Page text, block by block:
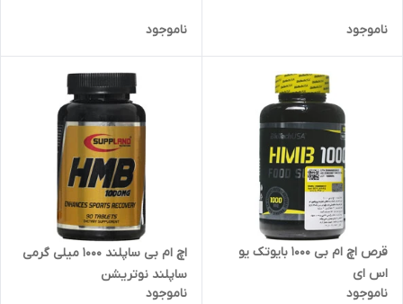
ناموجود ناموجود
قرص اچ ام بی 1000 بایوتک یو
اس ای
ناموجود
اچ ام بی ساپلند 1000 میلی گرمی
ساپلند نوتریشن
ناموجود